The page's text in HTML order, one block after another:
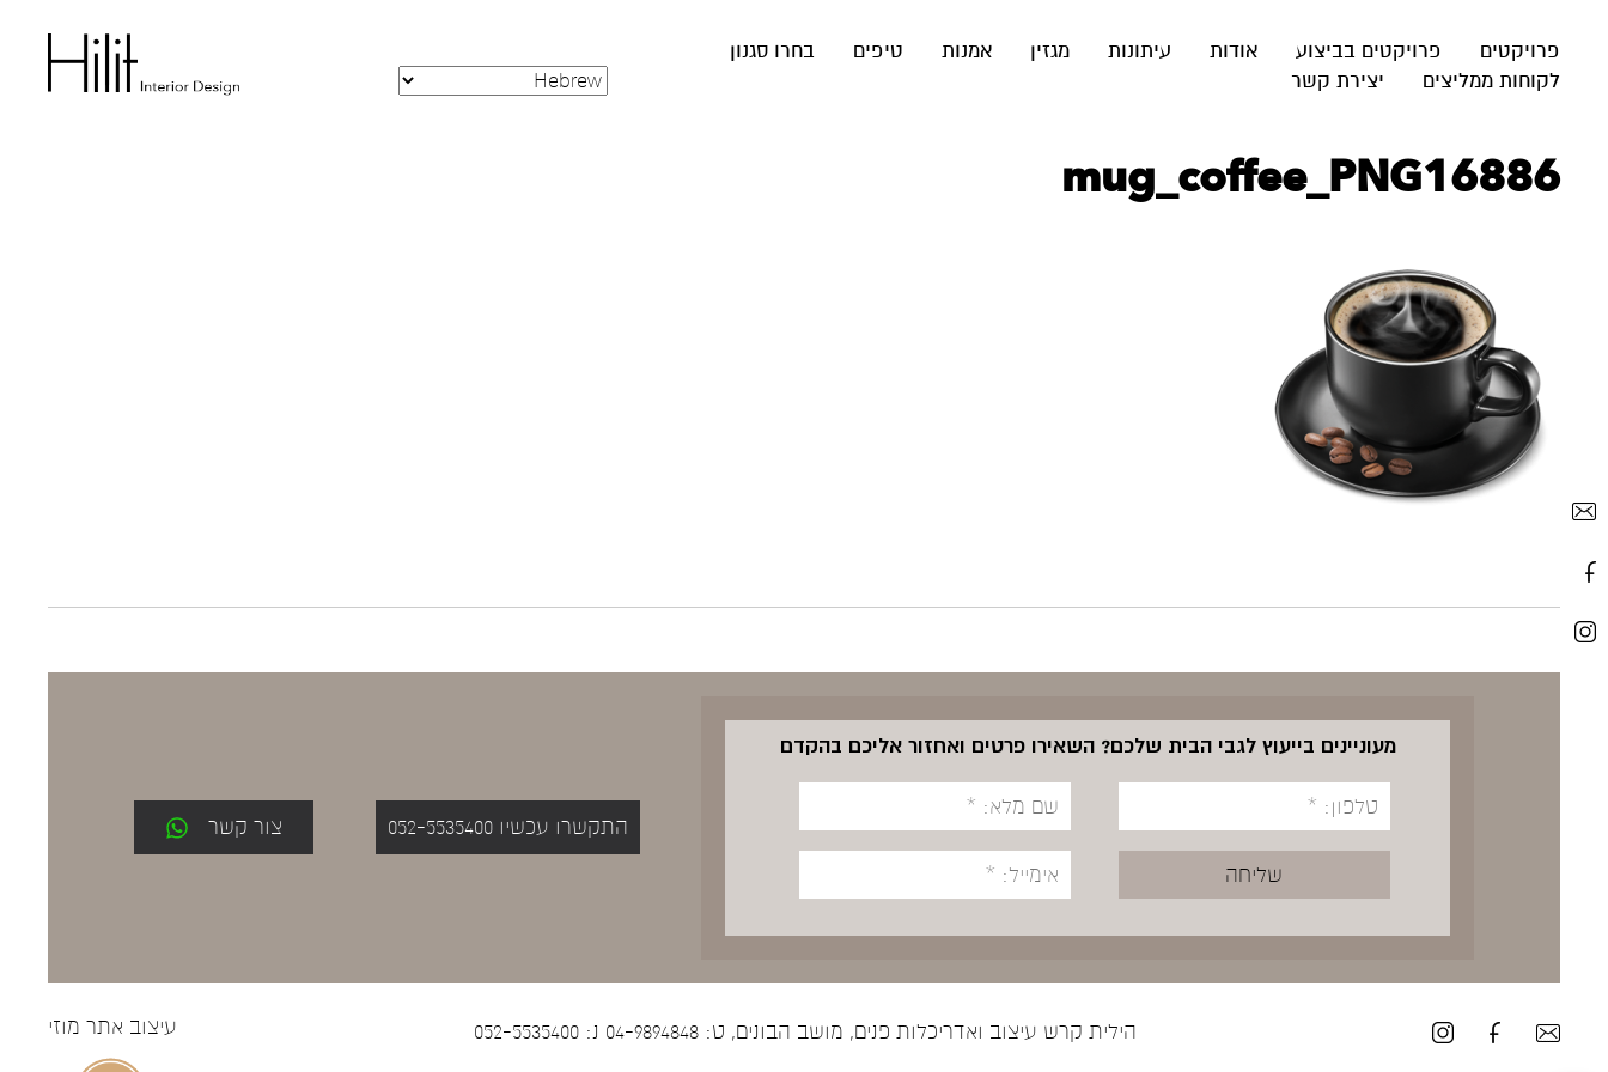
פרויקטים פרויקטים בביצוע אודות עיתונות מגזין אמנות טיפים
בחרו סגנון
לקוחות ממליצים
יצירת קשר
mug_coffee_PNG16886
מעוניינים בייעוץ לגבי הבית שלכם? השאירו פרטים ואחזור אליכם בהקדם
התקשרו עכשיו 052-5535400 צור קשר
הילית קרש עיצוב ואדריכלות פנים, מושב הבונים, ט: 04-9894848 נ: 052-5535400 עיצוב אתר מוזי